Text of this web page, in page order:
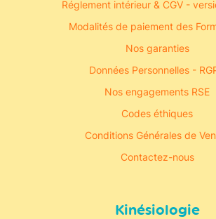
Réglement intérieur & CGV -
Modalités de paiement des
Nos garanties
Données Personnelles -
Nos engagements RSE
Codes éthiques
Conditions Générales de
Contactez-nous
Kinésiologie